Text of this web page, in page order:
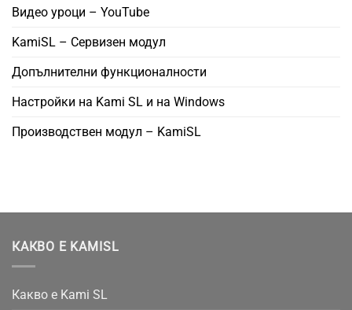
Видео уроци – YouTube
KamiSL – Сервизен модул
Допълнителни функционалности
Настройки на Kami SL и на Windows
Производствен модул – KamiSL
КАКВО Е KAMISL
Какво е Kami SL